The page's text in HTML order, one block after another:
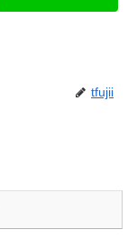
tfujii